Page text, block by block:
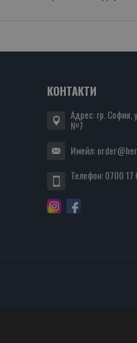
КОНТАКТИ
Адрес: гр. София,
№7
Имейл:
Телефон:0700 17